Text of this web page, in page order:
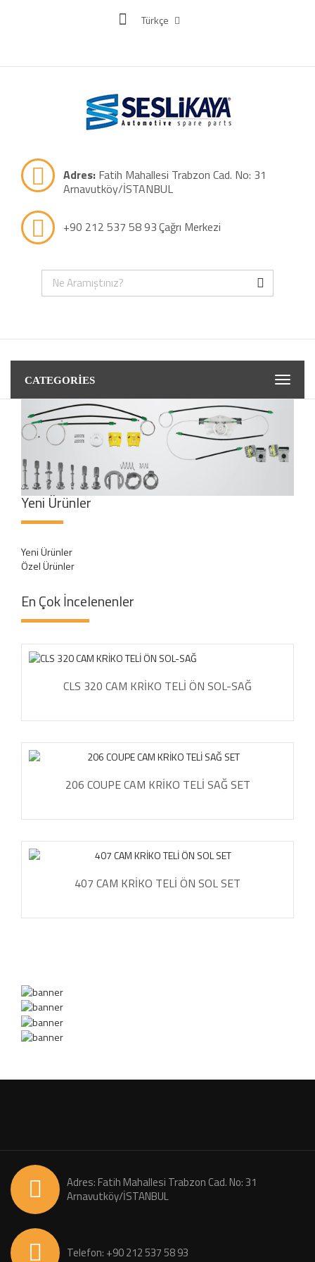
Türkçe
Adres: Fatih Mahallesi Trabzon Cad. No: 31
Arnavutköy/İSTANBUL
+90 212 537 58 93Çağrı Merkezi
CATEGORIES
Yeni Ürünler
Yeni Ürünler
Özel Ürünler
En Çok İncelenenler
CLS 320 CAM KRİKO TELİ ÖN SOL-SAĞ
206 COUPE CAM KRİKO TELİ SAĞ SET
407 CAM KRİKO TELİ ÖN SOL SET
Adres: Fatih Mahallesi Trabzon Cad. No: 31
Arnavutköy/İSTANBUL
Telefon: +90 212 537 58 93